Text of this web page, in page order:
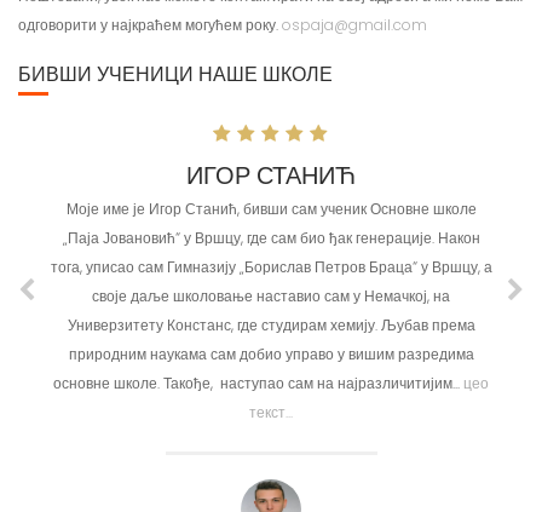
одговорити у најкраћем могућем року.ospaja@gmail.com
БИВШИ УЧЕНИЦИ НАШЕ ШКОЛЕ
ИГОР СТАНИЋ
Моје име је Игор Станић, бивши сам ученик Основне школе
„Паја Јовановић“ у Вршцу, где сам био ђак генерације. Након
тога, уписао сам Гимназију „Борислав Петров Браца“ у Вршцу, а
своје даље школовање наставио сам у Немачкој, на
Универзитету Констанс, где студирам хемију. Љубав према
природним наукама сам добио управо у вишим разредима
основне школе. Такође, наступао сам на најразличитијим... цео
текст...